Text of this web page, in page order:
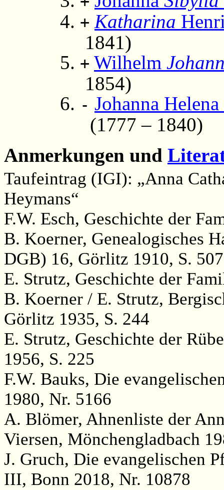
+ Katharina
1841)
+ Wilhelm
1854)
- Johanna
(1777 – 1840)
Anmerkungen und
Taufeintrag (IGI): „Anna
Heymans“
F.W. Esch, Geschichte der
B. Koerner, Genealogisches
DGB) 16, Görlitz 1910, S. 507
E. Strutz, Geschichte der
B. Koerner / E. Strutz,
Görlitz 1935, S. 244
E. Strutz, Geschichte der
1956, S. 225
F.W. Bauks, Die
1980, Nr. 5166
A. Blömer, Ahnenliste der
Viersen, Mönchengladbach
J. Gruch, Die evangelischen
III, Bonn 2018, Nr. 10878